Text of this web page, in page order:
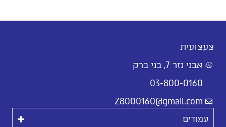
צעצועית
אבני נזר 7, בני ברק
03-800-0160
Z8000160@gmail.com
עמודים